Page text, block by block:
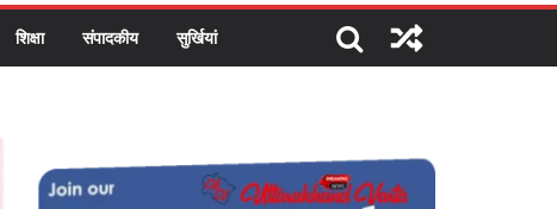
शिक्षा संपादकीय सुर्खियां